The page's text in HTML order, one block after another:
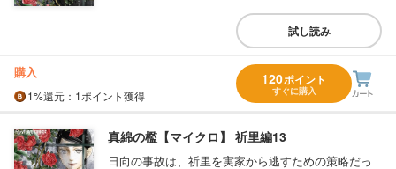
試し読み
購入
1%還元 ：1ポイント獲得
120ポイント
すぐに購入
真綿の檻【マイクロ】 祈里編13
日向の事故は、祈里を実家から逃すための策略だっ